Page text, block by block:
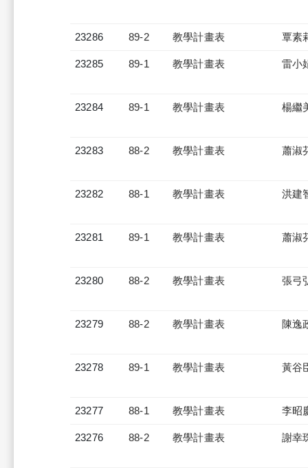
23286 89-2 教學計畫表 覃素
23285 89-1 教學計畫表 雷小
23284 89-1 教學計畫表 楊繼
23283 88-2 教學計畫表 蕭淑
23282 88-1 教學計畫表 洪建
23281 89-1 教學計畫表 蕭淑
23280 88-2 教學計畫表 張弓
23279 88-2 教學計畫表 陳逸
23278 89-1 教學計畫表 黃谷
23277 88-1 教學計畫表 李昭
23276 88-2 教學計畫表 謝幸